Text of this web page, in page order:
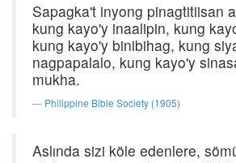
Sapagka't inyong pinagtitiisan
kung kayo'y inaalipin, kung
kung kayo'y binibihag, kung
nagpapalalo, kung kayo'y
mukha.
Philippine Bible Society (1905)
Aslında sizi köle edenlere,